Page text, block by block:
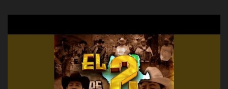
algunas que no lo entiendan Porque ahora soy su pesadilla, lo sé
Soy yo la octava maravilla, no lo niegues Tengo de rodillas a otras
cien Y por más que quieran no me detienen Soy yo la mente que
más brilla, lo ves Pa' mi la vida es tan sencilla No lo entenderías en
tu vida, y está bien Porque lo que tengo nadie lo tiene Una me está